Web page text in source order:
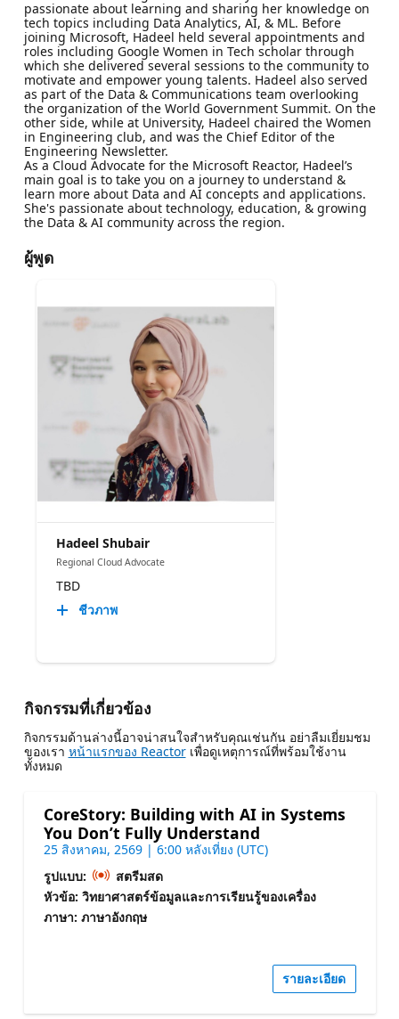
passionate about learning and sharing her knowledge on
tech topics including Data Analytics, AI, & ML. Before
joining Microsoft, Hadeel held several appointments and
roles including Google Women in Tech scholar through
which she delivered several sessions to the community to
motivate and empower young talents. Hadeel also served
as part of the Data & Communications team overlooking
the organization of the World Government Summit. On the
other side, while at University, Hadeel chaired the Women
in Engineering club, and was the Chief Editor of the
Engineering Newsletter.
As a Cloud Advocate for the Microsoft Reactor, Hadeel’s
main goal is to take you on a journey to understand &
learn more about Data and AI concepts and applications.
She's passionate about technology, education, & growing
the Data & AI community across the region.
ผู้พูด
Hadeel Shubair
Regional Cloud Advocate
TBD
ชีวภาพ
กิจกรรมที่เกี่ยวข้อง
กิจกรรมด้านล่างนี้อาจน่าสนใจสําหรับคุณเช่นกัน อย่าลืมเยี่ยมชม
ของเรา หน้าแรกของ Reactorเพื่อดูเหตุการณ์ที่พร้อมใช้งาน
ทั้งหมด
CoreStory: Building with AI in Systems
You Don’t Fully Understand
25 สิงหาคม, 2569 | 6:00 หลังเที่ยง (UTC)
รูปแบบ:
สตรีมสด
หัวข้อ: วิทยาศาสตร์ข้อมูลและการเรียนรู้ของเครื่อง
ภาษา: ภาษาอังกฤษ
รายละเอียด